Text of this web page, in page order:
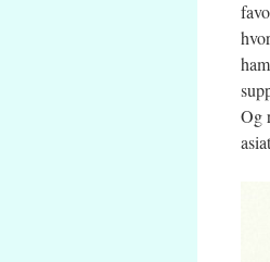
Og